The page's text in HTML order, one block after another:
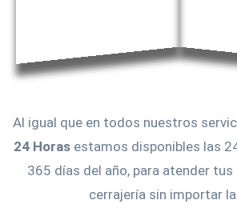
Al igual que en todos nuestros
24 Horas estamos disponibles las
365 días del año, para atender
cerrajería sin importar